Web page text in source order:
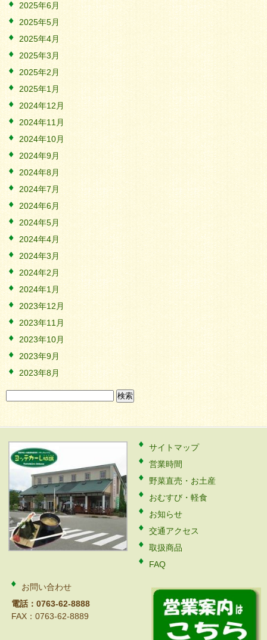
2025年6月
2025年5月
2025年4月
2025年3月
2025年2月
2025年1月
2024年12月
2024年11月
2024年10月
2024年9月
2024年8月
2024年7月
2024年6月
2024年5月
2024年4月
2024年3月
2024年2月
2024年1月
2023年12月
2023年11月
2023年10月
2023年9月
2023年8月
索:
サイトマップ
営業時間
野菜直売・お土産
おむすび・軽食
お知らせ
交通アクセス
取扱商品
FAQ
お問い合わせ
電話：0763-62-8888
FAX：0763-62-8889